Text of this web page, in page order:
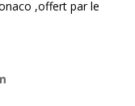
,offert par le